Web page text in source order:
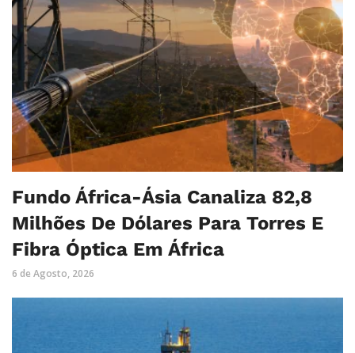
Fundo África-Ásia Canaliza 82,8
Milhões De Dólares Para Torres E
Fibra Óptica Em África
6 de Agosto, 2026